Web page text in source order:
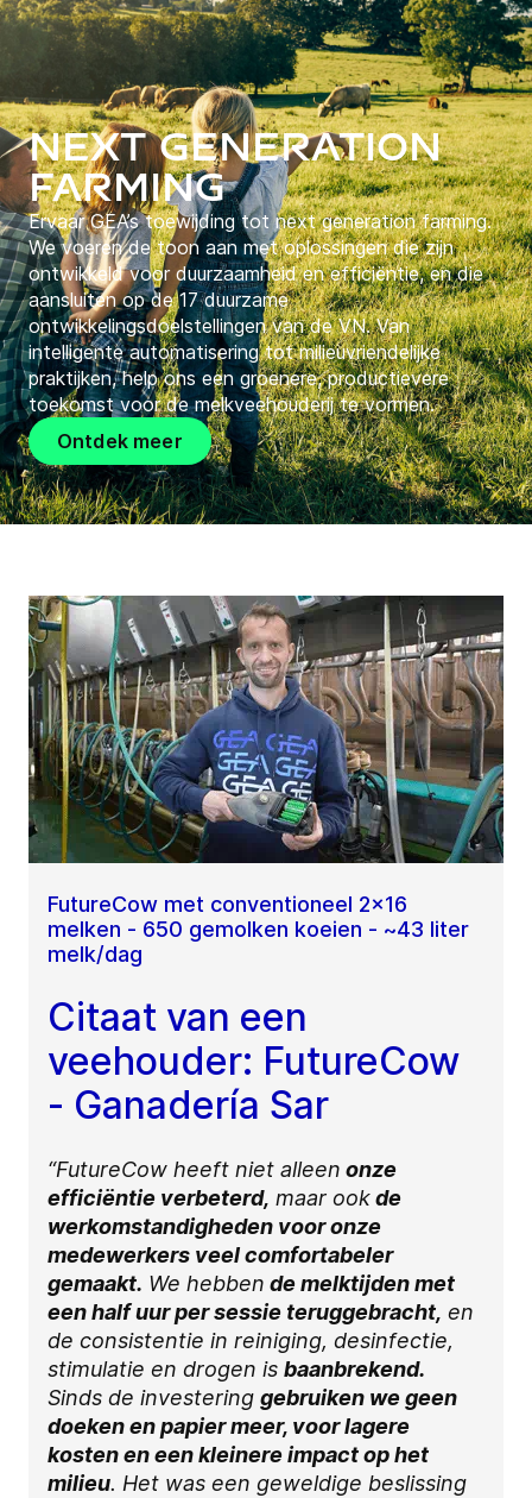
Next Generation
Farming
Ervaar GEA’s toewijding tot next generation farming.
We voeren de toon aan met oplossingen die zijn
ontwikkeld voor duurzaamheid en efficiëntie, en die
aansluiten op de 17 duurzame
ontwikkelingsdoelstellingen van de VN. Van
intelligente automatisering tot milieuvriendelijke
praktijken, help ons een groenere, productievere
toekomst voor de melkveehouderij te vormen.
Ontdek meer
FutureCow met conventioneel 2x16
melken - 650 gemolken koeien - ~43 liter
melk/dag
Citaat van een
veehouder: FutureCow
- Ganadería Sar
“FutureCow heeft niet alleen onze
efficiëntie verbeterd, maar ookde
werkomstandigheden voor onze
medewerkers veel comfortabeler
gemaakt. We hebben de melktijden met
een half uur per sessie teruggebracht, en
de consistentie in reiniging, desinfectie,
stimulatie en drogen is baanbrekend.
Sinds de investering gebruiken we geen
doeken en papier meer, voor lagere
kosten en een kleinere impact op het
milieu. Het was een geweldige beslissing